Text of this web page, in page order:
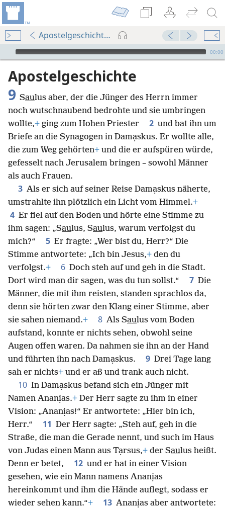
Apostelgeschichte 9
Audio Player
00:00
Apostelgeschichte
9 Saulus aber, der die Jünger des Herrn immer
noch wutschnaubend bedrohte und sie umbringen
wollte,+ ging zum Hohen Priester 2 und bat ihn um
Briefe an die Synagogen in Damạskus. Er wollte alle,
die zum Weg gehörten+ und die er aufspüren würde,
gefesselt nach Jerusalem bringen – sowohl Männer
als auch Frauen.
3 Als er sich auf seiner Reise Damạskus näherte,
umstrahlte ihn plötzlich ein Licht vom Himmel.+
4 Er fiel auf den Boden und hörte eine Stimme zu
ihm sagen: „Saulus, Saulus, warum verfolgst du
mich?“
5 Er fragte: „Wer bist du, Herr?“ Die
Stimme antwortete: „Ich bin Jesus,+ den du
verfolgst.+ 6 Doch steh auf und geh in die Stadt.
Dort wird man dir sagen, was du tun sollst.“
7 Die
Männer, die mit ihm reisten, standen sprachlos da,
denn sie hörten zwar den Klang einer Stimme, aber
sie sahen niemand.+ 8 Als Saulus vom Boden
aufstand, konnte er nichts sehen, obwohl seine
Augen offen waren. Da nahmen sie ihn an der Hand
und führten ihn nach Damạskus.
9 Drei Tage lang
sah er nichts+ und er aß und trank auch nicht.
10 In Damạskus befand sich ein Jünger mit
Namen Ananịas.+ Der Herr sagte zu ihm in einer
Vision: „Ananịas!“ Er antwortete: „Hier bin ich,
Herr.“
11 Der Herr sagte: „Steh auf, geh in die
Straße, die man die Gerade nennt, und such im Haus
von Judas einen Mann aus Tạrsus,+ der Saulus heißt.
Denn er betet,
12 und er hat in einer Vision
gesehen, wie ein Mann namens Ananịas
hereinkommt und ihm die Hände auflegt, sodass er
wieder sehen kann.“+ 13 Ananịas aber antwortete: